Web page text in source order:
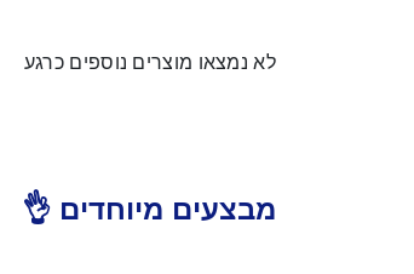
לא נמצאו מוצרים נוספים כרגע
מבצעים מיוחדים 👌